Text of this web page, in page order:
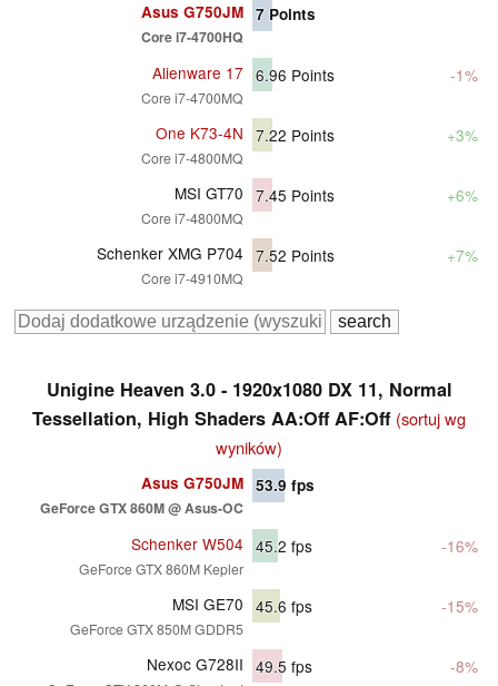
Asus G750JM
Core i7-4700HQ
7 Points
Alienware 17
Core i7-4700MQ
6.96 Points -1%
One K73-4N
Core i7-4800MQ
7.22 Points +3%
MSI GT70
Core i7-4800MQ
7.45 Points +6%
Schenker XMG P704
Core i7-4910MQ
7.52 Points +7%
Unigine Heaven 3.0 - 1920x1080 DX 11, Normal
Tessellation, High Shaders AA:Off AF:Off (sortuj wg
wyników)
Asus G750JM
GeForce GTX 860M @ Asus-OC
53.9 fps
Schenker W504
GeForce GTX 860M Kepler
45.2 fps -16%
MSI GE70
GeForce GTX 850M GDDR5
45.6 fps -15%
Nexoc G728II 49.5 fps -8%